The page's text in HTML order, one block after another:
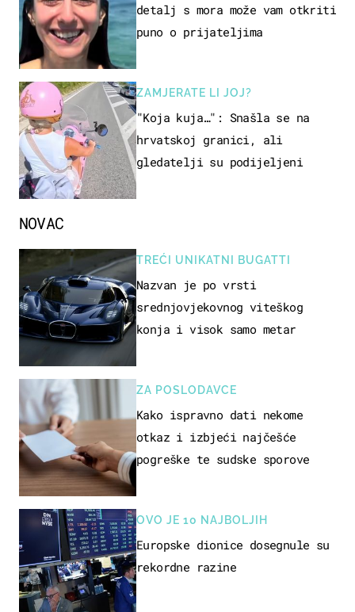
detalj s mora može vam otkriti
puno o prijateljima
ZAMJERATE LI JOJ?
"Koja kuja…": Snašla se na
hrvatskoj granici, ali
gledatelji su podijeljeni
NOVAC
TREĆI UNIKATNI BUGATTI
Nazvan je po vrsti
srednjovjekovnog viteškog
konja i visok samo metar
ZA POSLODAVCE
Kako ispravno dati nekome
otkaz i izbjeći najčešće
pogreške te sudske sporove
OVO JE 10 NAJBOLJIH
Europske dionice dosegnule su
rekordne razine